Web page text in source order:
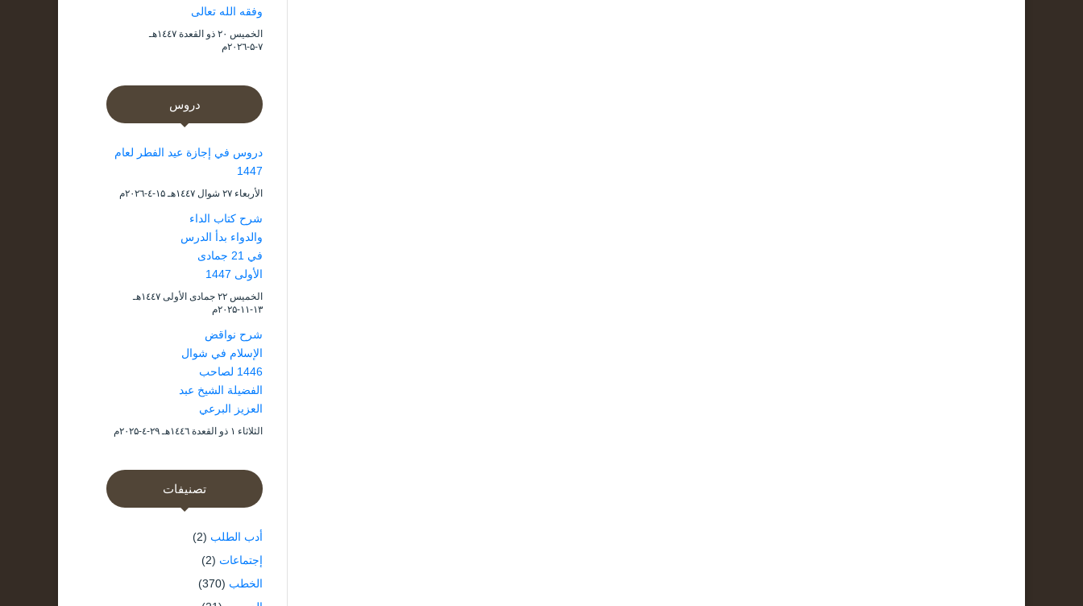
وفقه الله تعالى
الخميس ۲۰ ذو القعدة ۱٤٤۷هـ
۷-۵-۲۰۲٦م
دروس
دروس في إجازة عيد الفطر لعام
1447
الأربعاء ۲۷ شوال ۱٤٤۷هـ ۱۵-٤-۲۰۲٦م
شرح كتاب الداء
والدواء بدأ الدرس
في 21 جمادى
الأولى 1447
الخميس ۲۲ جمادى الأولى ۱٤٤۷هـ
۱۳-۱۱-۲۰۲۵م
شرح نواقض
الإسلام في شوال
1446 لصاحب
الفضيلة الشيخ عبد
العزيز البرعي
الثلاثاء ۱ ذو القعدة ۱٤٤٦هـ ۲۹-٤-۲۰۲۵م
تصنيفات
أدب الطلب (2)
إجتماعات (2)
الخطب (370)